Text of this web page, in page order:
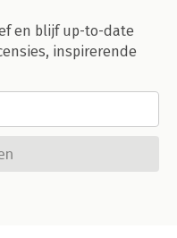
en blijf up-to-date
inspirerende